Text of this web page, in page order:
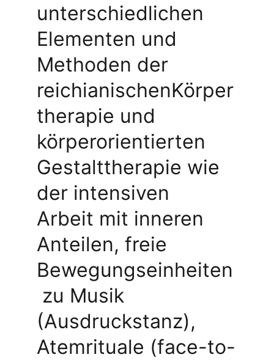
unterschiedlichen
Elementen und
Methoden der
reichianischenKörper
therapie und
körperorientierten
Gestalttherapie wie
der intensiven
Arbeit mit inneren
Anteilen, freie
Bewegungseinheiten
zu Musik
(Ausdruckstanz),
Atemrituale (face-to-